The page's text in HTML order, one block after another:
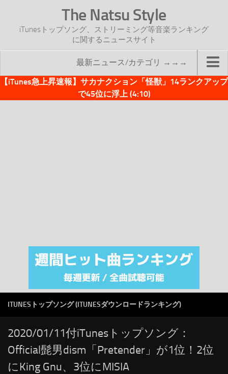
The Natsu Style
iTunesトップソング、ストリーミング等音楽ランキング
に関するニュースサイト
最新ニュース/カテゴリ →→→
TOP
注目カテゴリ
オリジナルiTunes週間トップソング
RSS
LINKS
【iTunes急上昇速報】サカナクション「怪獣」14ランクアップ
で45位に浮上 (4:10)
ITUNESトップソング (ITUNESダウンロードランキング)
2020/01/11付iTunesトップソング：
Official髭男dism「Pretender」が1位！2位
にKing Gnu、3位にMISIA